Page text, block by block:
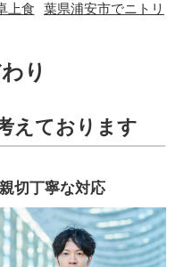
上食
葉県浦安市でニトリ
り
えております
親切丁寧な対応